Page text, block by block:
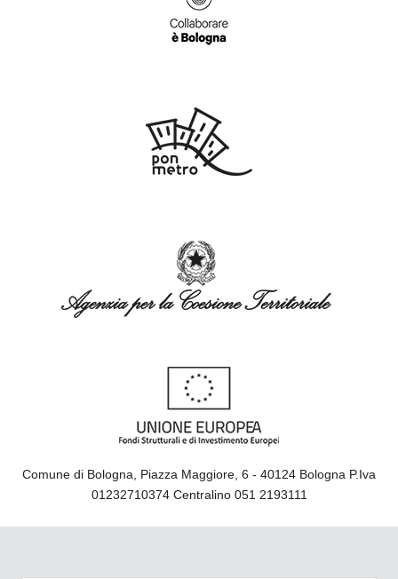
Comune di Bologna, Piazza Maggiore, 6 - 40124 Bologna P.Iva
01232710374 Centralino 051 2193111